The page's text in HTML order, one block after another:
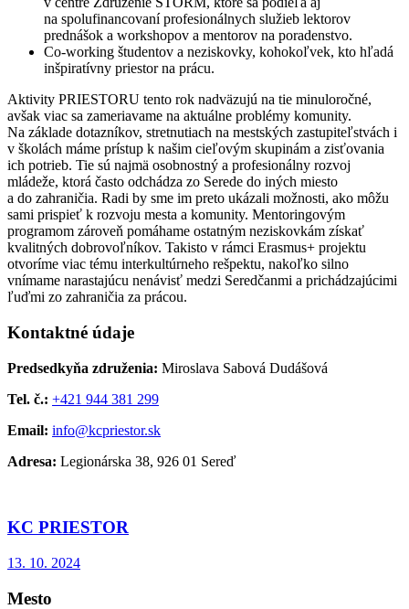
na spolufinancovaní profesionálnych služieb lektorov
prednášok a workshopov a mentorov na poradenstvo.
Co-working študentov a neziskovky, kohokoľvek, kto hľadá
inšpiratívny priestor na prácu.
Aktivity PRIESTORU tento rok nadväzujú na tie minuloročné,
avšak viac sa zameriavame na aktuálne problémy komunity.
Na základe dotazníkov, stretnutiach na mestských zastupiteľstvách i
v školách máme prístup k našim cieľovým skupinám a zisťovania
ich potrieb. Tie sú najmä osobnostný a profesionálny rozvoj
mládeže, ktorá často odchádza zo Serede do iných miesto
a do zahraničia. Radi by sme im preto ukázali možnosti, ako môžu
sami prispieť k rozvoju mesta a komunity. Mentoringovým
programom zároveň pomáhame ostatným neziskovkám získať
kvalitných dobrovoľníkov. Takisto v rámci Erasmus+ projektu
otvoríme viac tému interkultúrneho rešpektu, nakoľko silno
vnímame narastajúcu nenávisť medzi Seredčanmi a prichádzajúcimi
ľuďmi zo zahraničia za prácou.
Kontaktné údaje
Predsedkyňa združenia: Miroslava Sabová Dudášová
Tel. č.: +421 944 381 299
Email: info@kcpriestor.sk
Adresa: Legionárska 38, 926 01 Sereď
KC PRIESTOR
13. 10. 2024
Mesto